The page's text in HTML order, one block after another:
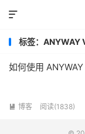

标签：ANYWAY
如何使用 ANYWAY
 博客 阅读(1838)